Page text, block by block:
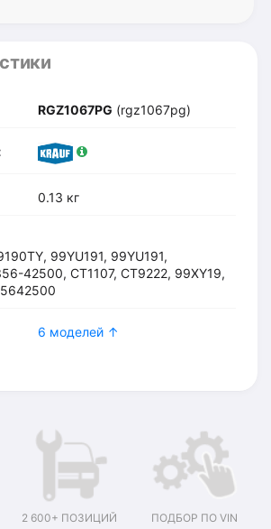
RGZ1067PG (rgz1067pg)
0.13 кг
99YU191, 99YU191,
42500, CT1107, CT9222, 99XY19,
6 моделей ↑
2 600+ ПОЗИЦИЙ
ПОДБОР ПО VIN